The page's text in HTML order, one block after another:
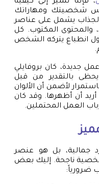
شخصيتك ومهاراتك
يشمل على عناصر
والمحتوى المكتوب. كل
انطباع يتركه الشخص
جديدة، كان بروفايلي
بالتقدير من قبل
لأضمن أن الألوان
أن أظهرها. وقد كان
العمل المحتملين.
جمالية، بل هو عنصر
ناجحة. إليك بعض
ضرورياً: